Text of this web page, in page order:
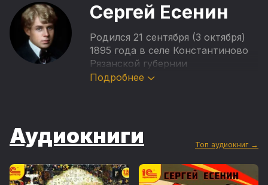
Сергей Есенин
Родился 21 сентября (3 октября)
1895 года в селе Константиново
Рязанской губернии
в крестьянской семье, ребенком
Есенина были духовные стихи,
распевавшиеся странствующими
С отличием закончив
Константиновское
Подробнее
Аудиокниги Топ аудиокниг →